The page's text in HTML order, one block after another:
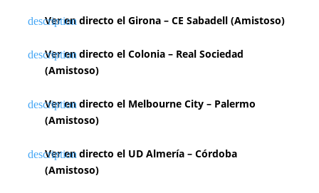
Ver en directo el Girona – CE Sabadell (Amistoso)
Ver en directo el Colonia – Real Sociedad
(Amistoso)
Ver en directo el Melbourne City – Palermo
(Amistoso)
Ver en directo el UD Almería – Córdoba
(Amistoso)